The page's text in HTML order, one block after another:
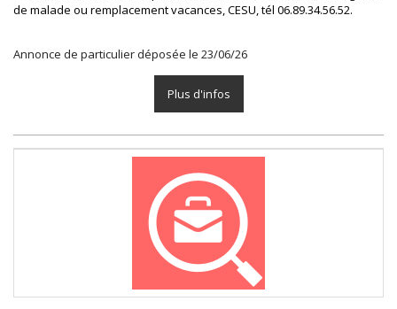
de malade ou remplacement vacances, CESU, tél 06.89.34.56.52.
Annonce de particulier déposée le 23/06/26
Plus d'infos